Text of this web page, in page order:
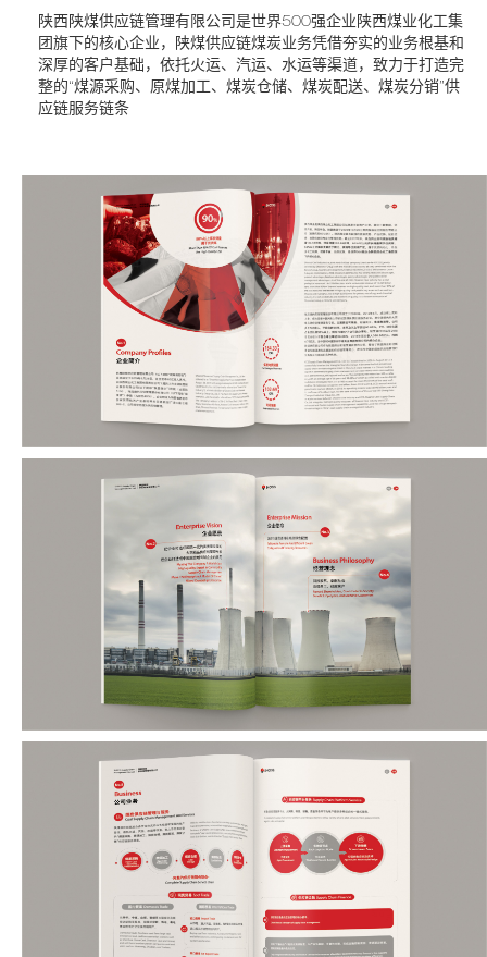
陕西陕煤供应链管理有限公司是世界500强企业陕西煤业化工集
团旗下的核心企业，陕煤供应链煤炭业务凭借夯实的业务根基和
深厚的客户基础，依托火运、汽运、水运等渠道，致力于打造完
整的“煤源采购、原煤加工、煤炭仓储、煤炭配送、煤炭分销”供
应链服务链条